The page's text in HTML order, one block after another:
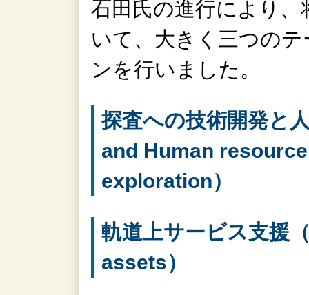
石田氏の進行により
いて、大きく三つの
ンを行いました。
探査への技術開発と
and Human
exploration）
軌道上サービス支援
assets）